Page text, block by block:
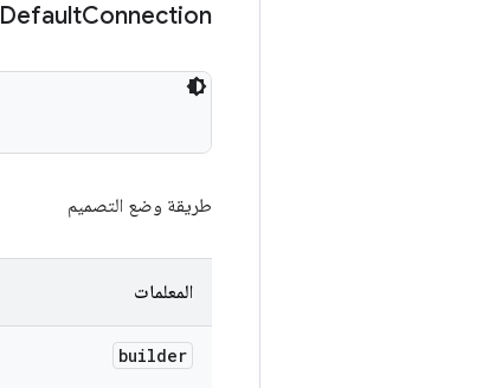
DefaultConnection
طريقة وضع التصميم
المعلمات
builder